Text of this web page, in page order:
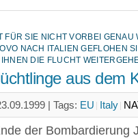
FÜR SIE NICHT VORBEI
NACH ITALIEN GEFLOHEN
DIE FLUCHT
aus dem
| Tags: EU Italy
der Bombardierung